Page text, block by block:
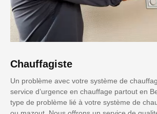
Chauffagiste
Un problème avec votre système de
service d’urgence en chauffage partout en
type de problème lié à votre système de